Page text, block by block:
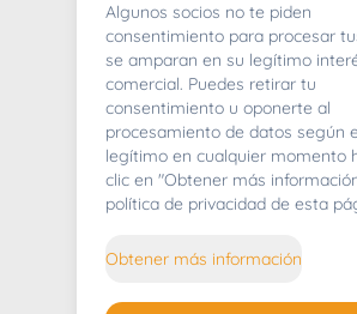
Whoops! Lo sentimos
Algunos socios no te piden
consentimiento para procesar
se amparan en su legítimo
comercial. Puedes retirar tu
consentimiento u oponerte al
procesamiento de datos según
legítimo en cualquier momento
clic en "Obtener más
política de privacidad de esta
Obtener más información